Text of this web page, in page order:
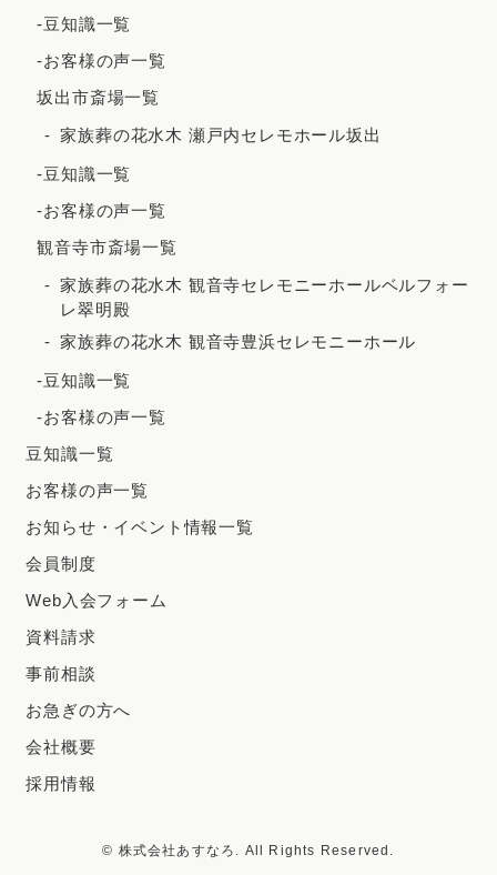
2021年2月
-豆知識一覧
-お客様の声一覧
坂出市斎場一覧
家族葬の花水木 瀬戸内セレモホール坂出
-豆知識一覧
-お客様の声一覧
観音寺市斎場一覧
家族葬の花水木 観音寺セレモニーホールベルフォー
レ翠明殿
家族葬の花水木 観音寺豊浜セレモニーホール
-豆知識一覧
-お客様の声一覧
豆知識一覧
お客様の声一覧
お知らせ・イベント情報一覧
会員制度
Web入会フォーム
資料請求
事前相談
お急ぎの方へ
会社概要
採用情報
© 株式会社あすなろ. All Rights Reserved.